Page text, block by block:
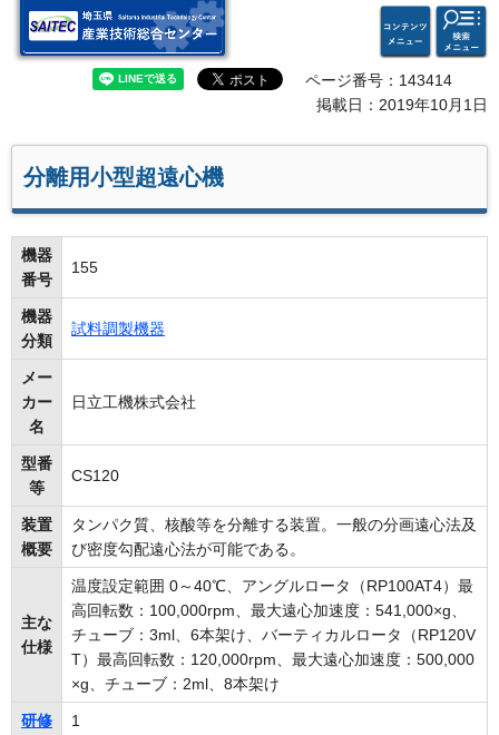
埼玉県 産業技術総合セン
コンテ
ンツメ
ニュー
検索・
共通メ
ニュー
ページ番号：143414
掲載日：2019年10月1日
分離用小型超遠心機
機器
番号
155
機器
分類
試料調製機器
メー
カー
名
日立工機株式会社
型番
等
CS120
装置
概要
タンパク質、核酸等を分離する装置。一般の分画遠心法及
び密度勾配遠心法が可能である。
主な
仕様
温度設定範囲 0～40℃、アングルロータ（RP100AT4）最
高回転数：100,000rpm、最大遠心加速度：541,000×g、
チューブ：3ml、6本架け、バーティカルロータ（RP120V
T）最高回転数：120,000rpm、最大遠心加速度：500,000
×g、チューブ：2ml、8本架け
研修
1